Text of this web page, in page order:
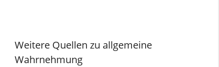
Weitere Quellen zu allgemeine
Wahrnehmung